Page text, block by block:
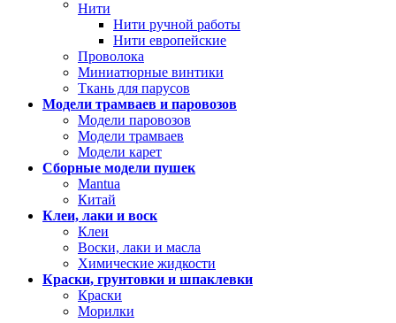
Нити
Нити ручной работы
Нити европейские
Проволока
Миниатюрные винтики
Ткань для парусов
Модели трамваев и паровозов
Модели паровозов
Модели трамваев
Модели карет
Сборные модели пушек
Mantua
Китай
Клеи, лаки и воск
Клеи
Воски, лаки и масла
Химические жидкости
Краски, грунтовки и шпаклевки
Краски
Морилки